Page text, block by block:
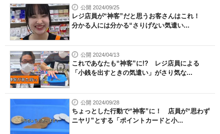
公開 2024/09/25
レジ店員が“神客”だと思うお客さんはこれ！
分かる人には分かる“さりげない気遣い...
公開 2024/04/13
これであなたも“神客”に!? レジ店員による
「小銭を出すときの気遣い」がさり気な...
公開 2024/09/28
ちょっとした行動で“神客”に！ 店員が“思わず
ニヤリ”とする「ポイントカードと小...